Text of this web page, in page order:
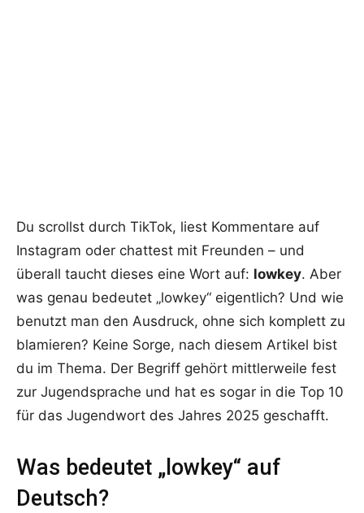
Du scrollst durch TikTok, liest Kommentare auf
Instagram oder chattest mit Freunden – und
überall taucht dieses eine Wort auf: lowkey. Aber
was genau bedeutet „lowkey“ eigentlich? Und wie
benutzt man den Ausdruck, ohne sich komplett zu
blamieren? Keine Sorge, nach diesem Artikel bist
du im Thema. Der Begriff gehört mittlerweile fest
zur Jugendsprache und hat es sogar in die Top 10
für das Jugendwort des Jahres 2025 geschafft.
Was bedeutet „lowkey“ auf
Deutsch?